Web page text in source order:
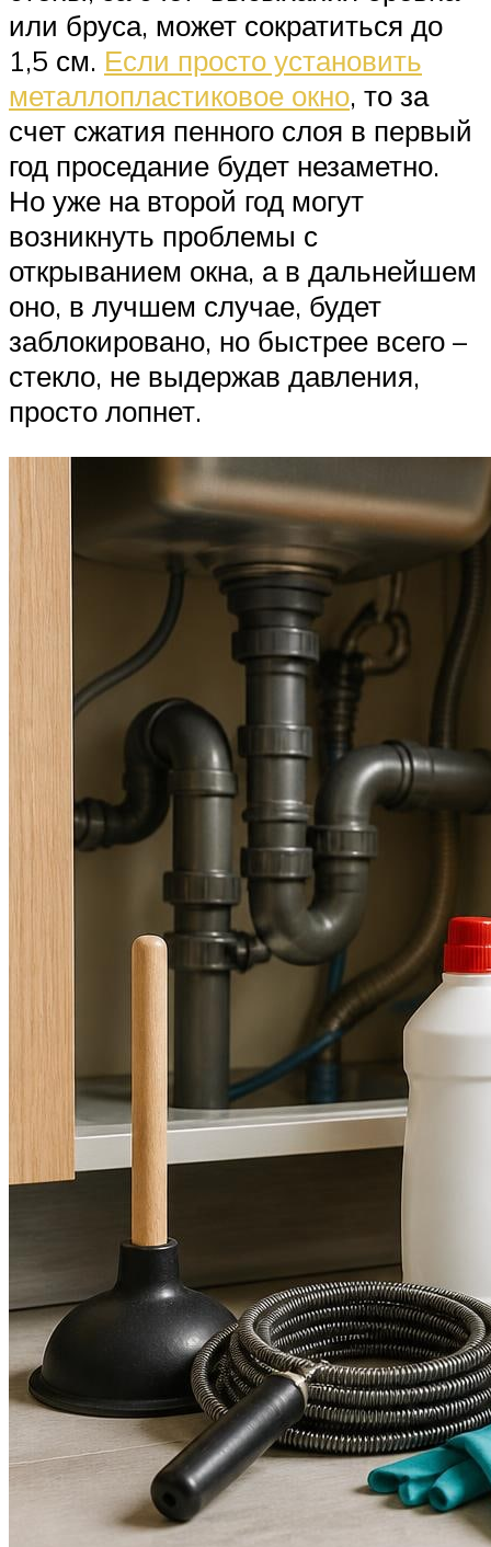
или бруса, может сократиться до
1,5 см. Если просто установить
металлопластиковое окно, то за
счет сжатия пенного слоя в первый
год проседание будет незаметно.
Но уже на второй год могут
возникнуть проблемы с
открыванием окна, а в дальнейшем
оно, в лучшем случае, будет
заблокировано, но быстрее всего –
стекло, не выдержав давления,
просто лопнет.